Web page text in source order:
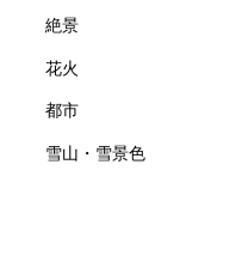
絶景
花火
都市
雪山・雪景色